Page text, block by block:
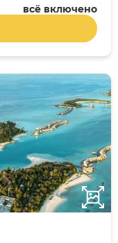
всё включено